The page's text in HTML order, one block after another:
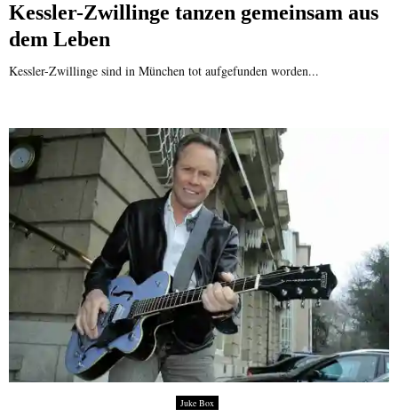
Kessler-Zwillinge tanzen gemeinsam aus
dem Leben
Kessler-Zwillinge sind in München tot aufgefunden worden...
Juke Box